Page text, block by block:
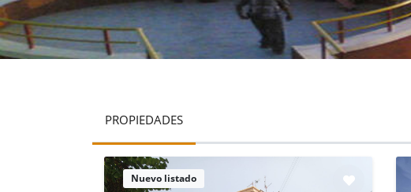
PROPIEDADES
Nuevo listado